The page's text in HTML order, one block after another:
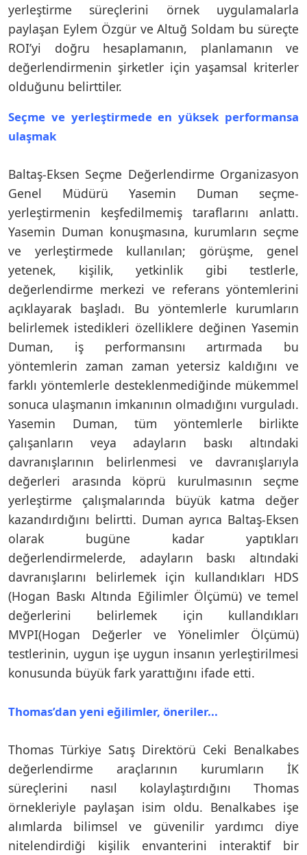
yerleştirme süreçlerini örnek uygulamalarla
paylaşan Eylem Özgür ve Altuğ Soldam bu süreçte
ROI’yi doğru hesaplamanın, planlamanın ve
değerlendirmenin şirketler için yaşamsal kriterler
olduğunu belirttiler.
Seçme ve yerleştirmede en yüksek performansa
ulaşmak
Baltaş-Eksen Seçme Değerlendirme Organizasyon
Genel Müdürü Yasemin Duman seçme-
yerleştirmenin keşfedilmemiş taraflarını anlattı.
Yasemin Duman konuşmasına, kurumların seçme
ve yerleştirmede kullanılan; görüşme, genel
yetenek, kişilik, yetkinlik gibi testlerle,
değerlendirme merkezi ve referans yöntemlerini
açıklayarak başladı. Bu yöntemlerle kurumların
belirlemek istedikleri özelliklere değinen Yasemin
Duman, iş performansını artırmada bu
yöntemlerin zaman zaman yetersiz kaldığını ve
farklı yöntemlerle desteklenmediğinde mükemmel
sonuca ulaşmanın imkanının olmadığını vurguladı.
Yasemin Duman, tüm yöntemlerle birlikte
çalışanların veya adayların baskı altındaki
davranışlarının belirlenmesi ve davranışlarıyla
değerleri arasında köprü kurulmasının seçme
yerleştirme çalışmalarında büyük katma değer
kazandırdığını belirtti. Duman ayrıca Baltaş-Eksen
olarak bugüne kadar yaptıkları
değerlendirmelerde, adayların baskı altındaki
davranışlarını belirlemek için kullandıkları HDS
(Hogan Baskı Altında Eğilimler Ölçümü) ve temel
değerlerini belirlemek için kullandıkları
MVPI(Hogan Değerler ve Yönelimler Ölçümü)
testlerinin, uygun işe uygun insanın yerleştirilmesi
konusunda büyük fark yarattığını ifade etti.
Thomas’dan yeni eğilimler, öneriler...
Thomas Türkiye Satış Direktörü Ceki Benalkabes
değerlendirme araçlarının kurumların İK
süreçlerini nasıl kolaylaştırdığını Thomas
örnekleriyle paylaşan isim oldu. Benalkabes işe
alımlarda bilimsel ve güvenilir yardımcı diye
nitelendirdiği kişilik envanterini interaktif bir